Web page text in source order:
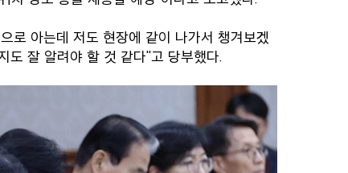
로 아는데 저도 현장에 같이 나가서 챙겨보겠
도 잘 알려야 할 것 같다"고 당부했다.